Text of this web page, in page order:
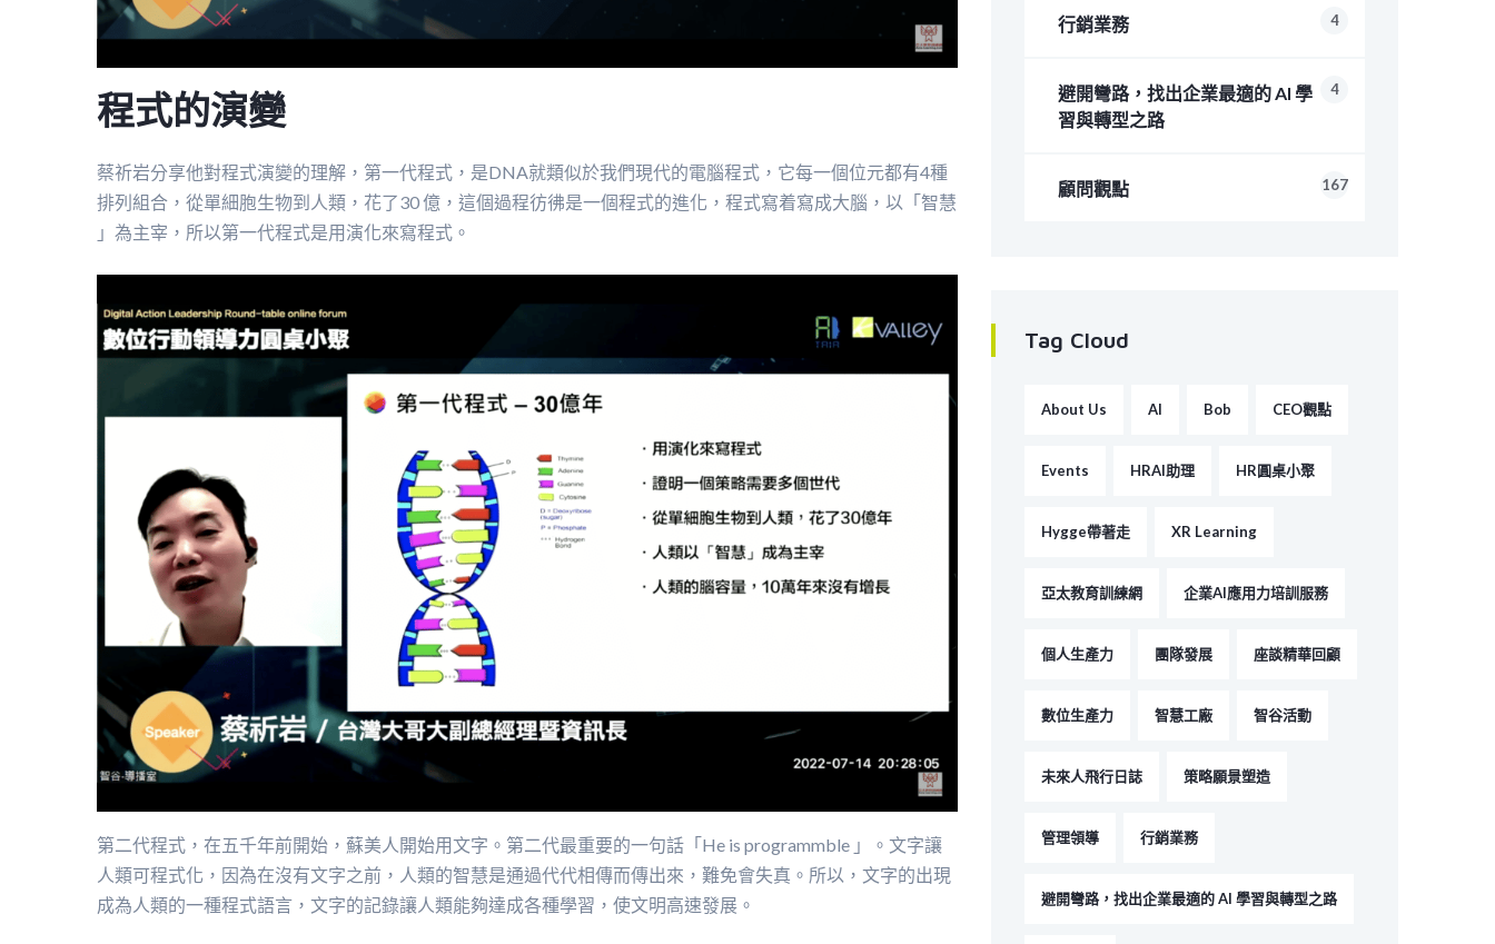
程式的演變
蔡祈岩分享他對程式演變的理解，第一代程式，是DNA就類似於我們現代的電腦程式，它每一個位元都有4種
排列組合，從單細胞生物到人類，花了30 億，這個過程彷彿是一個程式的進化，程式寫着寫成大腦，以「智慧
」為主宰，所以第一代程式是用演化來寫程式。
第二代程式，在五千年前開始，蘇美人開始用文字。第二代最重要的一句話「He is programmble 」。文字讓
人類可程式化，因為在沒有文字之前，人類的智慧是通過代代相傳而傳出來，難免會失真。所以，文字的出現
成為人類的一種程式語言，文字的記錄讓人類能夠達成各種學習，使文明高速發展。
行銷業務 4
避開彎路，找出企業最適的 AI 學
習與轉型之路
4
顧問觀點 167
Tag Cloud
About Us AI Bob CEO觀點
Events HRAI助理 HR圓桌小聚
Hygge帶著走 XR Learning
亞太教育訓練網 企業AI應用力培訓服務
個人生產力 團隊發展 座談精華回顧
數位生產力 智慧工廠 智谷活動
未來人飛行日誌 策略願景塑造
管理領導 行銷業務
避開彎路，找出企業最適的 AI 學習與轉型之路